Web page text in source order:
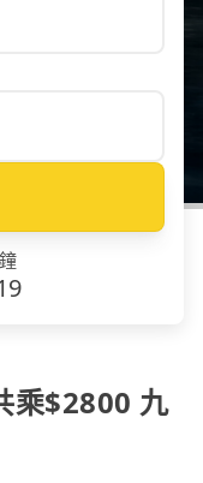
乘$2800 九